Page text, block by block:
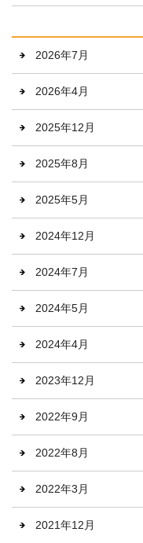
2026年7月
2026年4月
2025年12月
2025年8月
2025年5月
2024年12月
2024年7月
2024年5月
2024年4月
2023年12月
2022年9月
2022年8月
2022年3月
2021年12月